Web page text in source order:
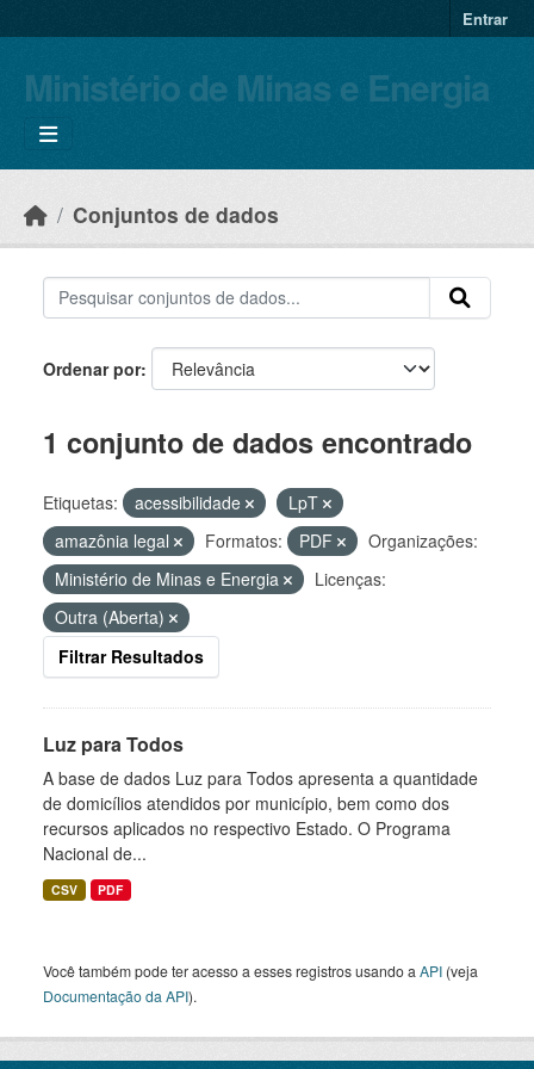
Entrar
Ministério de Minas e Energia
Conjuntos de dados
Ordenar por
1 conjunto de dados encontrado
Etiquetas: acessibilidade
LpT
amazônia legal
Formatos: PDF
Organizações:
Ministério de Minas e Energia
Licenças:
Outra (Aberta)
Filtrar Resultados
Luz para Todos
A base de dados Luz para Todos apresenta a quantidade
de domicílios atendidos por município, bem como dos
recursos aplicados no respectivo Estado. O Programa
Nacional de...
CSV PDF
Você também pode ter acesso a esses registros usando a API (veja
Documentação da API).